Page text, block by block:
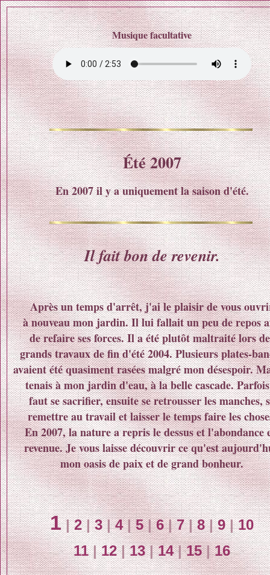
Musique facultative
Été 2007
En 2007 il y a uniquement la saison d'été.
Il fait bon de revenir.
Après un temps d'arrêt, j'ai le plaisir de vous
à nouveau mon jardin. Il lui fallait un peu de repos
de refaire ses forces. Il a été plutôt maltraité lors
grands travaux de fin d'été 2004. Plusieurs plates-
avaient été quasiment rasées malgré mon désespoir.
tenais à mon jardin d'eau, à la belle cascade.
faut se sacrifier, ensuite se retrousser les manches,
remettre au travail et laisser le temps faire les
En 2007, la nature a repris le dessus et l'abondance
revenue. Je vous laisse découvrir ce qu'est
mon oasis de paix et de grand bonheur.
1|2|3|4|5|6|7|8|9|10
11|12|13|14|15|16